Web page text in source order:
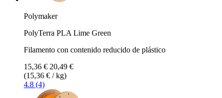
Polymaker
PolyTerra PLA Lime Green
Filamento con contenido reducido de plástico
15,36 € 20,49 €
(15,36 € / kg)
4.8 (4)